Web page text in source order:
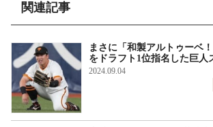
関連記事
まさに「和製アルトゥーベ
をドラフト1位指名した巨人
2024.09.04